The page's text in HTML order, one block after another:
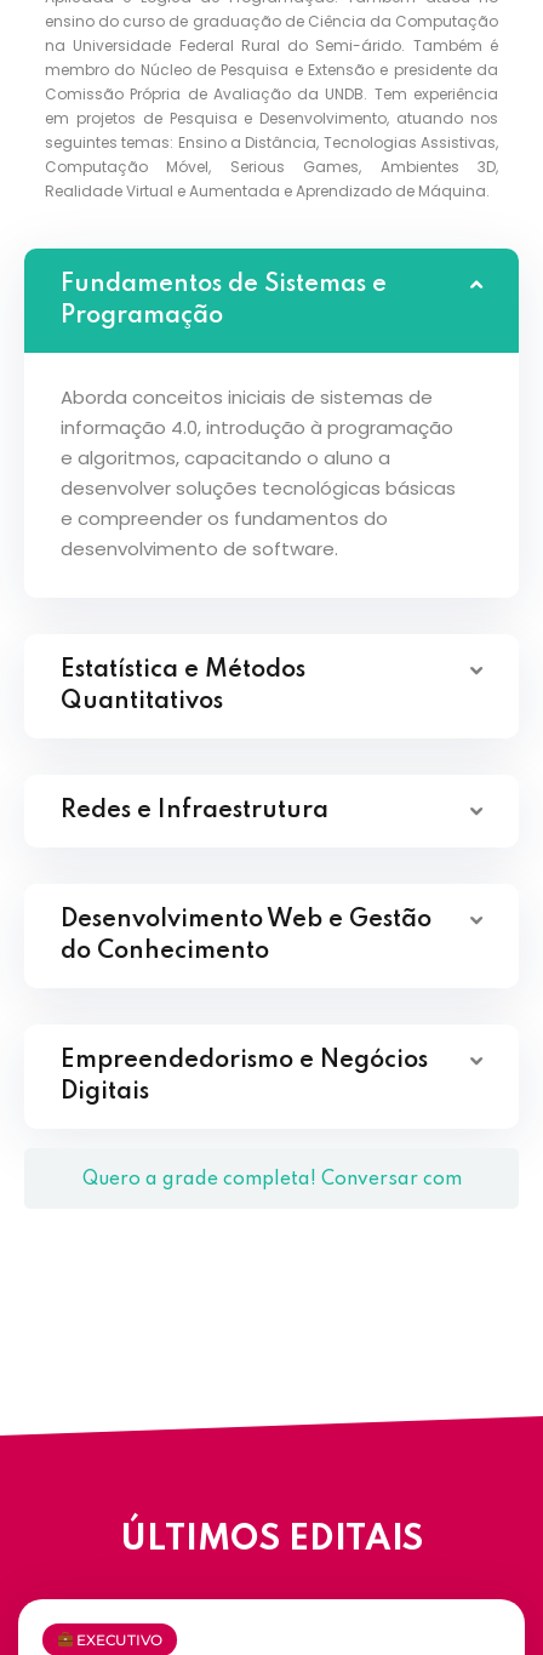
ensino do curso de graduação de Ciência da Computação
na Universidade Federal Rural do Semi-árido. Também é
membro do Núcleo de Pesquisa e Extensão e presidente da
Comissão Própria de Avaliação da UNDB. Tem experiência
em projetos de Pesquisa e Desenvolvimento, atuando nos
seguintes temas: Ensino a Distância, Tecnologias Assistivas,
Computação Móvel, Serious Games, Ambientes 3D,
Realidade Virtual e Aumentada e Aprendizado de Máquina.
Fundamentos de Sistemas e
Programação
Aborda conceitos iniciais de sistemas de
informação 4.0, introdução à programação
e algoritmos, capacitando o aluno a
desenvolver soluções tecnológicas básicas
e compreender os fundamentos do
desenvolvimento de software.
Estatística e Métodos
Quantitativos
Redes e Infraestrutura
Desenvolvimento Web e Gestão
do Conhecimento
Empreendedorismo e Negócios
Digitais
Quero a grade completa! Conversar com
ÚLTIMOS EDITAIS
EXECUTIVO